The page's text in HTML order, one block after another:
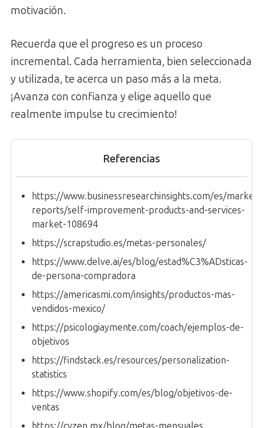
motivación.
Recuerda que el progreso es un proceso
incremental. Cada herramienta, bien seleccionada
y utilizada, te acerca un paso más a la meta.
¡Avanza con confianza y elige aquello que
realmente impulse tu crecimiento!
Referencias
https://www.businessresearchinsights.com/es/market-
reports/self-improvement-products-and-services-
market-108694
https://scrapstudio.es/metas-personales/
https://www.delve.ai/es/blog/estad%C3%ADsticas-
de-persona-compradora
https://americasmi.com/insights/productos-mas-
vendidos-mexico/
https://psicologiaymente.com/coach/ejemplos-de-
objetivos
https://findstack.es/resources/personalization-
statistics
https://www.shopify.com/es/blog/objetivos-de-
ventas